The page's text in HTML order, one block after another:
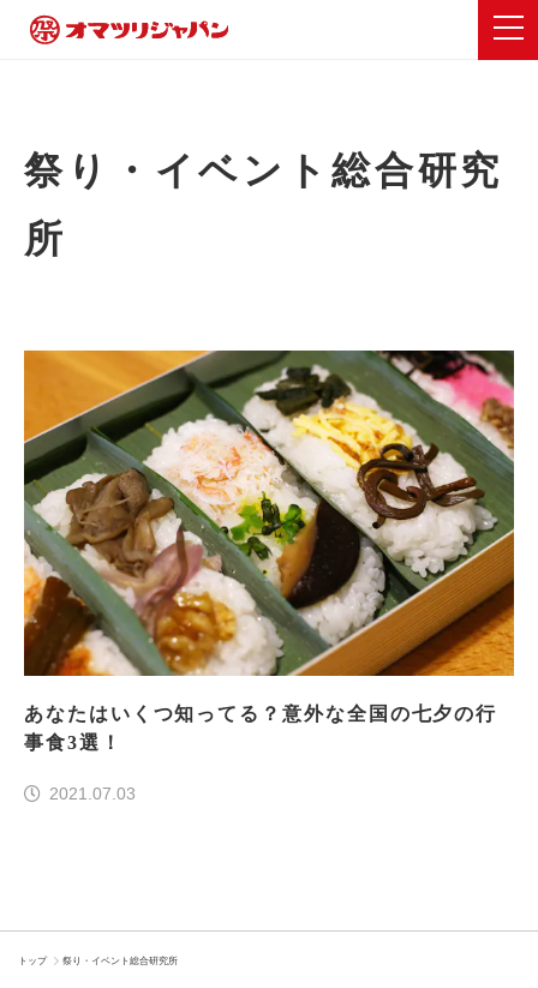
祭り・イベント総合研究
所
あなたはいくつ知ってる？意外な全国の七夕の行
事食3選！
2021.07.03
トップ 祭り・イベント総合研究所